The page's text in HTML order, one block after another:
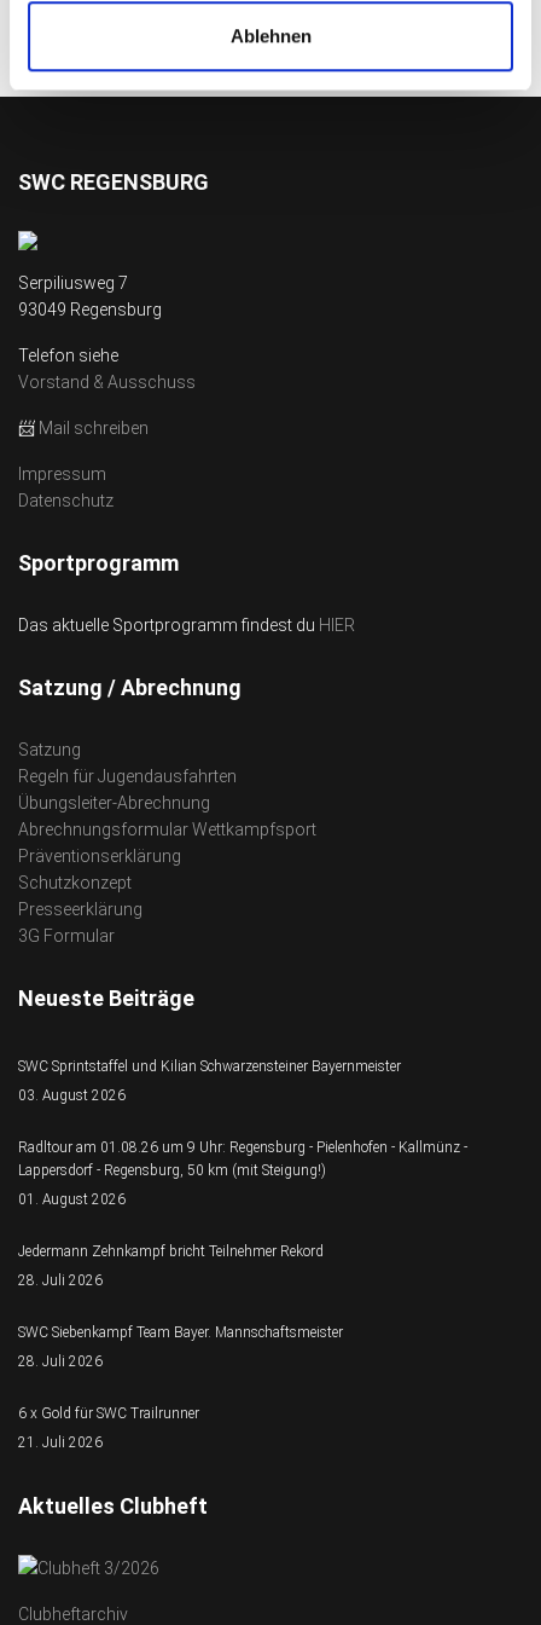
Ablehnen
SWC REGENSBURG
Serpiliusweg 7
93049 Regensburg
Telefon siehe
Vorstand & Ausschuss
📨 Mail schreiben
Impressum
Datenschutz
Sportprogramm
Das aktuelle Sportprogramm findest du HIER
Satzung / Abrechnung
Satzung
Regeln für Jugendausfahrten
Übungsleiter-Abrechnung
Abrechnungsformular Wettkampfsport
Präventionserklärung
Schutzkonzept
Presseerklärung
3G Formular
Neueste Beiträge
SWC Sprintstaffel und Kilian Schwarzensteiner Bayernmeister
03. August 2026
Radltour am 01.08.26 um 9 Uhr: Regensburg - Pielenhofen - Kallmünz -
Lappersdorf - Regensburg, 50 km (mit Steigung!)
01. August 2026
Jedermann Zehnkampf bricht Teilnehmer Rekord
28. Juli 2026
SWC Siebenkampf Team Bayer. Mannschaftsmeister
28. Juli 2026
6 x Gold für SWC Trailrunner
21. Juli 2026
Aktuelles Clubheft
Clubheftarchiv